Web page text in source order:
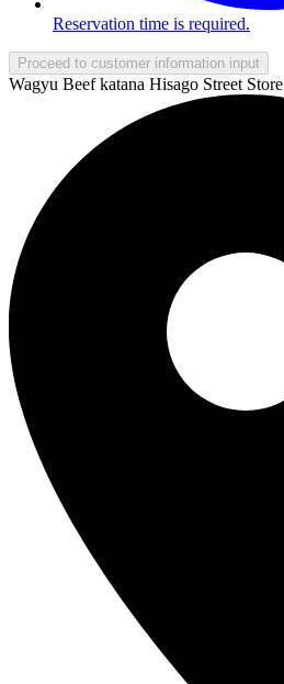
Reservation time is required.
Proceed to customer information input
Wagyu Beef katana Hisago Street Store